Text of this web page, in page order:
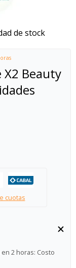
de stock
Beauty
cuotas
2 horas: Costo